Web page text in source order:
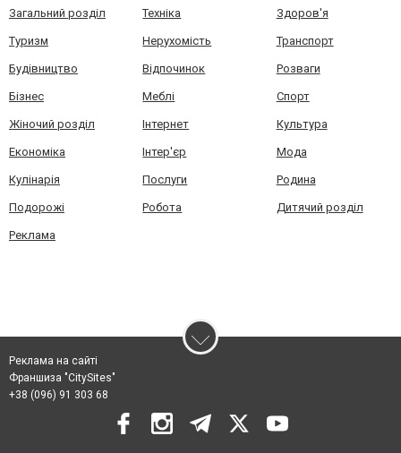
Загальний розділ Техніка Здоров'я
Туризм Нерухомість Транспорт
Будівництво Відпочинок Розваги
Бізнес Меблі Спорт
Жіночий розділ Інтернет Культура
Економіка Інтер'єр Мода
Кулінарія Послуги Родина
Подорожі Робота Дитячий розділ
Реклама
Реклама на сайті
Франшиза "CitySites"
+38 (096) 91 303 68